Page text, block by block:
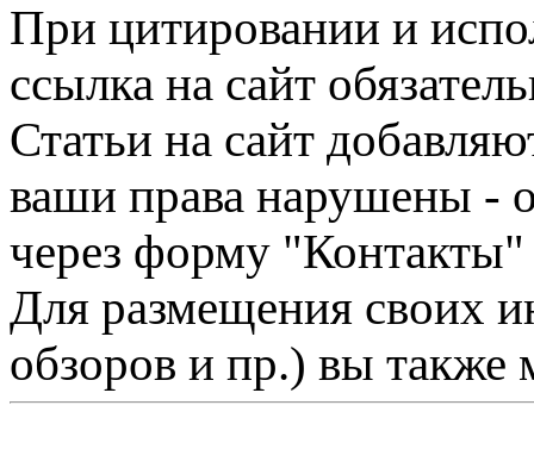
При цитировании и
ссылка на сайт
Статьи на сайт
ваши права нарушены -
через форму "Контакты"
Для размещения своих
обзоров и пр.) вы также